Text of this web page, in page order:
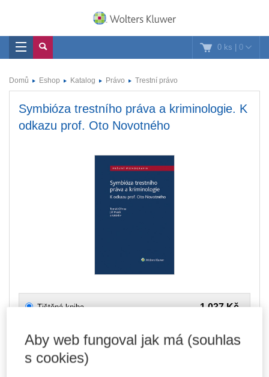
0 ks | 0
Domů Eshop Katalog Právo Trestní právo
Symbióza trestního práva a kriminologie. K
odkazu prof. Oto Novotného
1 037 Kč
Tištěná kniha
E-kniha Smarteca + soubory ke stažení
V prodeji - ihned k dispozici
Aby web fungoval jak má (souhlas
s cookies)